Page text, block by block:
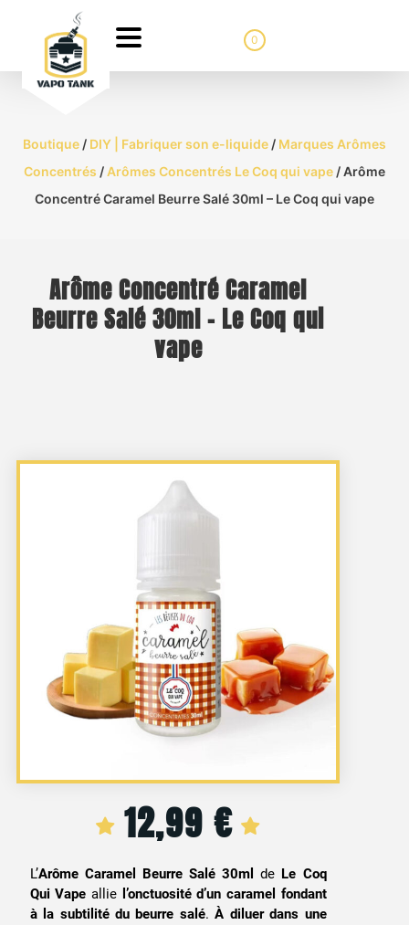
0
Boutique/ DIY | Fabriquer son e-liquide/ Marques Arômes
Concentrés / Arômes Concentrés Le Coq qui vape/ Arôme
Concentré Caramel Beurre Salé 30ml – Le Coq qui vape
Arôme Concentré Caramel
Beurre Salé 30ml – Le Coq qui
vape
12,99 €
L’Arôme Caramel Beurre Salé 30ml de Le Coq
Qui Vape allie l’onctuosité d’un caramel fondant
à la subtilité du beurre salé.À diluer dans une